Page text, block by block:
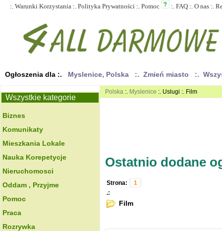
:. Warunki Korzystania :. Polityka Prywatności :. Pomoc :. FAQ :. O nas :.
Ogłoszenia dla :. Myslenice, Polska :. Zmień miasto :.
Wszystkie kategorie
Biznes
Komunikaty
Mieszkania Lokale
Nauka Korepetycje
Nieruchomosci
Oddam , Przyjme
Pomoc
Praca
Rozrywka
Polska :. Myslenice :. Uslugi :. Film
Ostatnio dodane
Strona:
1
.:
Film